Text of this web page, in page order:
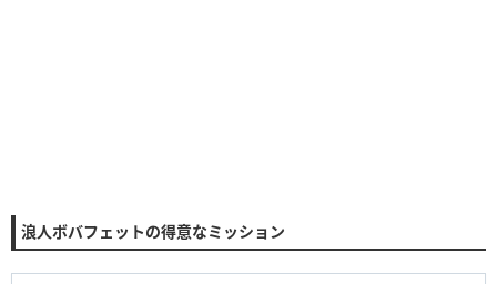
浪人ボバフェットの得意なミッション